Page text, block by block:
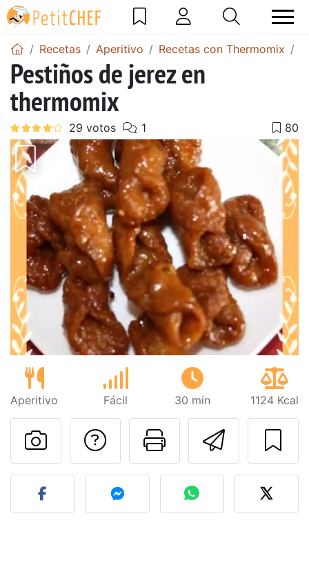
Recetas Aperitivo Recetas con Thermomix
Pestiños de jerez en
thermomix
Aperitivo Fácil 30 min 1124 Kcal
Imprimir
Preguntar al autor
Publicar la foto de esta